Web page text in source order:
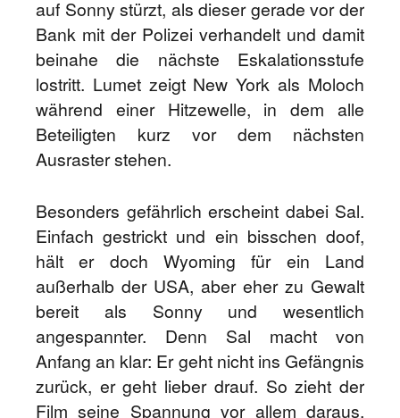
auf Sonny stürzt, als dieser gerade vor der
Bank mit der Polizei verhandelt und damit
beinahe die nächste Eskalationsstufe
lostritt. Lumet zeigt New York als Moloch
während einer Hitzewelle, in dem alle
Beteiligten kurz vor dem nächsten
Ausraster stehen.
Besonders gefährlich erscheint dabei Sal.
Einfach gestrickt und ein bisschen doof,
hält er doch Wyoming für ein Land
außerhalb der USA, aber eher zu Gewalt
bereit als Sonny und wesentlich
angespannter. Denn Sal macht von
Anfang an klar: Er geht nicht ins Gefängnis
zurück, er geht lieber drauf. So zieht der
Film seine Spannung vor allem daraus,